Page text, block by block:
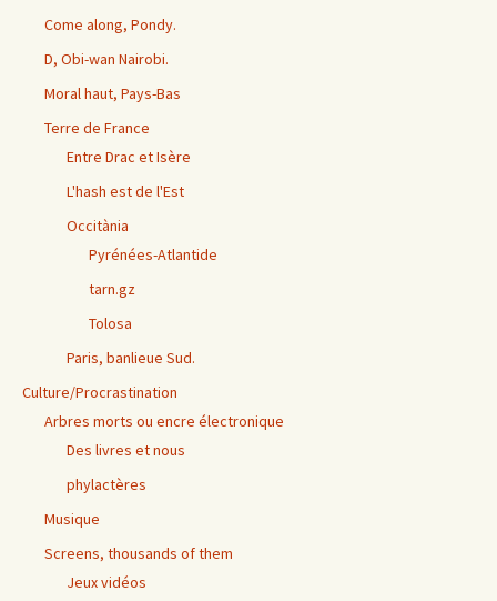
Come along, Pondy.
D, Obi-wan Nairobi.
Moral haut, Pays-Bas
Terre de France
Entre Drac et Isère
L'hash est de l'Est
Occitània
Pyrénées-Atlantide
tarn.gz
Tolosa
Paris, banlieue Sud.
Culture/Procrastination
Arbres morts ou encre électronique
Des livres et nous
phylactères
Musique
Screens, thousands of them
Jeux vidéos